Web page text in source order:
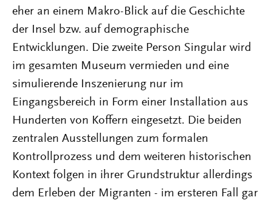
eher an einem Makro-Blick auf die Geschichte
der Insel bzw. auf demographische
Entwicklungen. Die zweite Person Singular wird
im gesamten Museum vermieden und eine
simulierende Inszenierung nur im
Eingangsbereich in Form einer Installation aus
Hunderten von Koffern eingesetzt. Die beiden
zentralen Ausstellungen zum formalen
Kontrollprozess und dem weiteren historischen
Kontext folgen in ihrer Grundstruktur allerdings
dem Erleben der Migranten - im ersteren Fall gar